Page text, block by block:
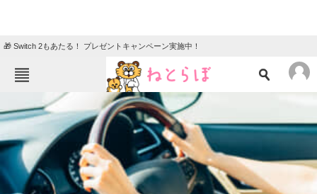
🎁 Switch 2もあたる！ プレゼントキャンペーン実施中！
ねとらぼメニュー
TOP ニュース
エンタメ クイズ
グルメ